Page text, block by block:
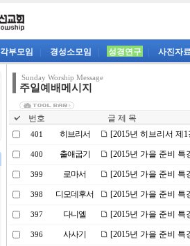
각부모임 경성소모임 성경연구 사진자
Sunday Worship Message
주일예배메시지
번호 글 제 목
401 히브리서 [2015년 히브리서 제
400 출애굽기 [2015년 가을 준비
399 로마서 [2015년 가을 준비
398 디모데후서 [2015년 가을 준비
397 다니엘 [2015년 가을 준비
396 사사기 [2015년 가을 준비